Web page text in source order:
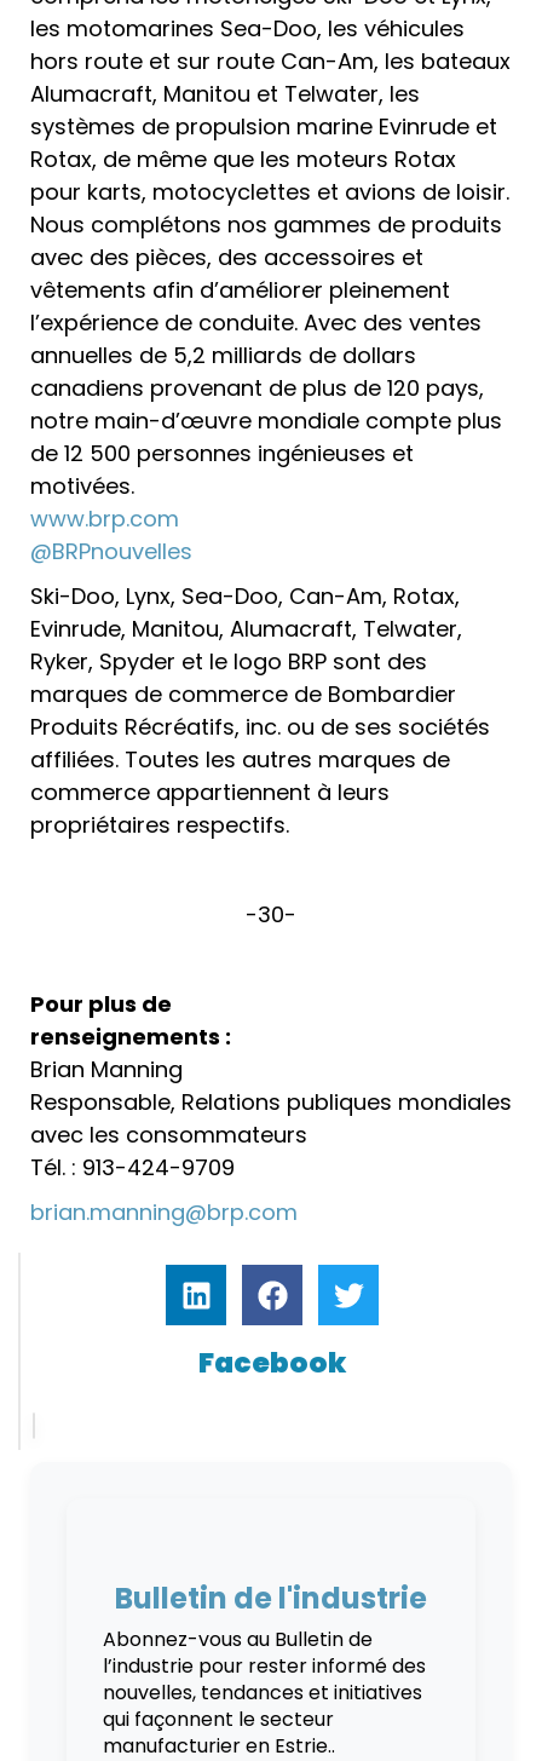
les motomarines Sea-Doo, les véhicules
hors route et sur route Can-Am, les bateaux
Alumacraft, Manitou et Telwater, les
systèmes de propulsion marine Evinrude et
Rotax, de même que les moteurs Rotax
pour karts, motocyclettes et avions de loisir.
Nous complétons nos gammes de produits
avec des pièces, des accessoires et
vêtements afin d’améliorer pleinement
l’expérience de conduite. Avec des ventes
annuelles de 5,2 milliards de dollars
canadiens provenant de plus de 120 pays,
notre main-d’œuvre mondiale compte plus
de 12 500 personnes ingénieuses et
motivées.
www.brp.com
@BRPnouvelles
Ski-Doo, Lynx, Sea-Doo, Can-Am, Rotax,
Evinrude, Manitou, Alumacraft, Telwater,
Ryker, Spyder et le logo BRP sont des
marques de commerce de Bombardier
Produits Récréatifs, inc. ou de ses sociétés
affiliées. Toutes les autres marques de
commerce appartiennent à leurs
propriétaires respectifs.
-30-
Pour plus de
renseignements :
Brian Manning
Responsable, Relations publiques mondiales
avec les consommateurs
Tél. : 913-424-9709
brian.manning@brp.com
Facebook
Bulletin de l'industrie
Abonnez-vous au Bulletin de
l’industrie pour rester informé des
nouvelles, tendances et initiatives
qui façonnent le secteur
manufacturier en Estrie..